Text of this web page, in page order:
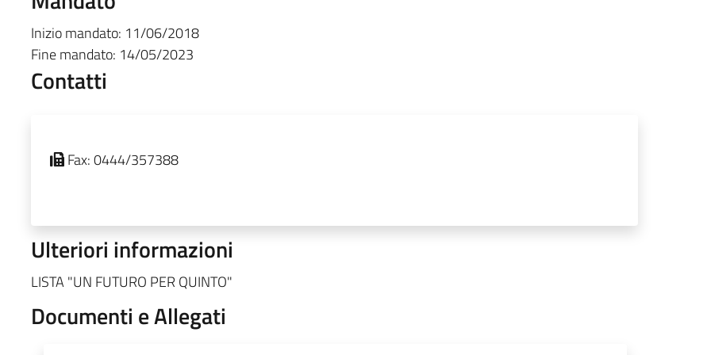
Inizio mandato: 11/06/2018
Fine mandato: 14/05/2023
Contatti
Fax:0444/357388
Ulteriori informazioni
LISTA "UN FUTURO PER QUINTO"
Documenti e Allegati